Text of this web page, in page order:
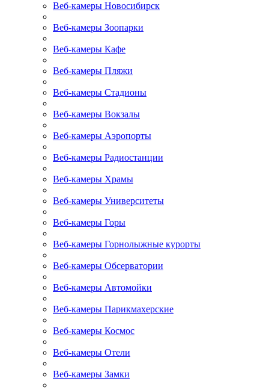
Веб-камеры Новосибирск
Веб-камеры Зоопарки
Веб-камеры Кафе
Веб-камеры Пляжи
Веб-камеры Стадионы
Веб-камеры Вокзалы
Веб-камеры Аэропорты
Веб-камеры Радиостанции
Веб-камеры Храмы
Веб-камеры Университеты
Веб-камеры Горы
Веб-камеры Горнолыжные курорты
Веб-камеры Обсерватории
Веб-камеры Автомойки
Веб-камеры Парикмахерские
Веб-камеры Космос
Веб-камеры Отели
Веб-камеры Замки